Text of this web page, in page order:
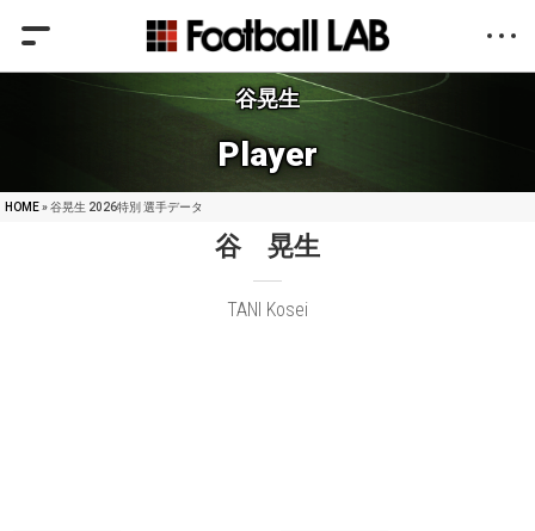
谷晃生
Player
HOME» 谷晃生 2026特別 選手データ
谷 晃生
TANI Kosei